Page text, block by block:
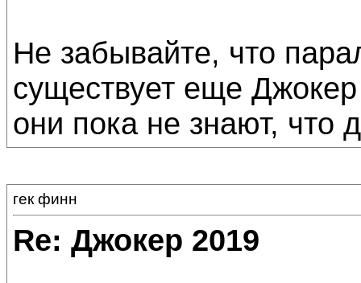
Не забывайте, что
существует еще
они пока не знают, что
гек финн
Re: Джокер 2019